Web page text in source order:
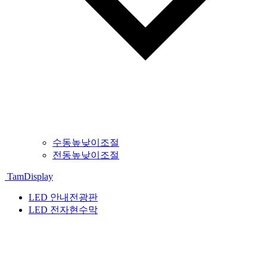
수동높낮이조절
전동높낮이조절
TamDisplay
LED 안내전광판
LED 전자현수막